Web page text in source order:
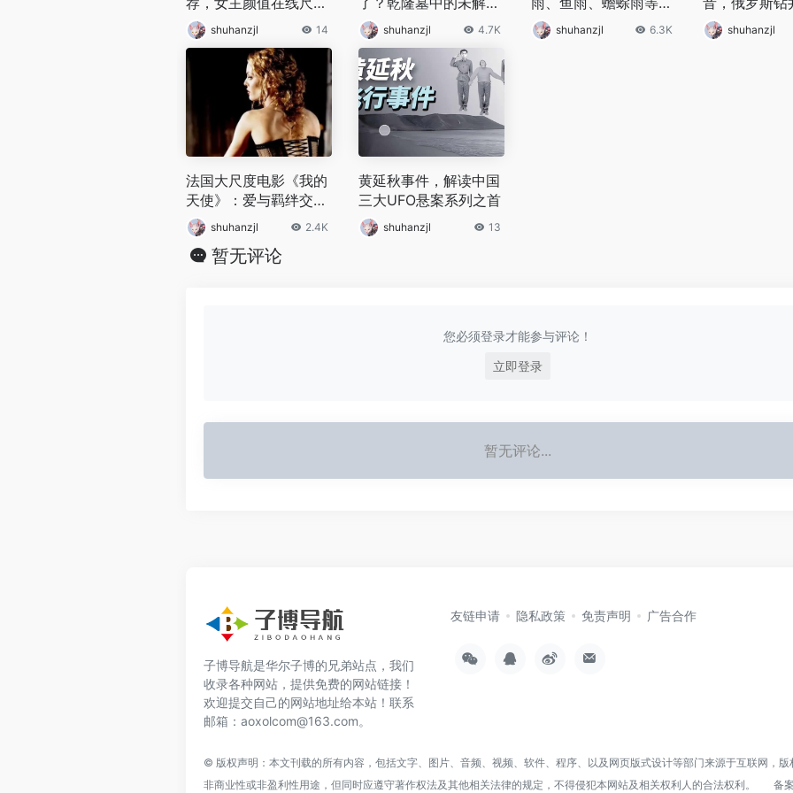
超大，剧情紧凑值得一
看
shuhanzjl 14
谜
shuhanzjl 4.7K
你见过几种？
shuhanzjl 6.3K
的碰到地狱了
shuhanzjl
法国大尺度电影《我的
天使》：爱与羁绊交织
的治愈之旅，于荒诞中
探寻温情
shuhanzjl 2.4K
黄延秋事件，解读中国
三大UFO悬案系列之首
shuhanzjl 13
暂无评论
您必须登录才能参与评论！
立即登录
暂无评论...
子博导航是华尔子博的兄弟站点，我们
收录各种网站，提供免费的网站链接！
欢迎提交自己的网站地址给本站！联系
邮箱：aoxolcom@163.com。
友链申请 隐私政策 免责声明 广告合作
© 版权声明：本文刊载的所有内容，包括文字、图片、音频、视频、软件、程序、以及网页版式设计等部门来源于互联网，
非商业性或非盈利性用途，但同时应遵守著作权法及其他相关法律的规定，不得侵犯本网站及相关权利人的合法权利。
备